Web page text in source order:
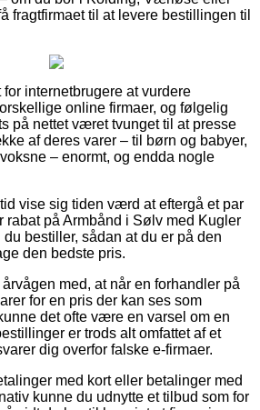
fragtfirmaet til at levere bestillingen til
internetbrugere at vurdere
online firmaer, og følgelig
på nettet været tvunget til at presse
af deres varer – til børn og babyer,
– enormt, og endda nogle
vise sig tiden værd at eftergå et par
rabat på Armbånd i Sølv med Kugler
bestiller, sådan at du er på den
den bedste pris.
med, at når en forhandler på
for en pris der kan ses som
det ofte være en varsel om en
er trods alt omfattet af et
dig overfor falske e-firmaer.
med kort eller betalinger med
kunne du udnytte et tilbud som for